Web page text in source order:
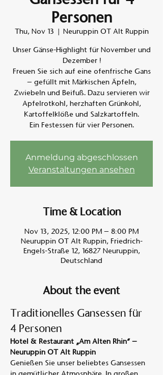
Personen
Thu, Nov 13
  |
Neuruppin OT Alt Ruppin
Unser Gänse-Highlight für November und
Dezember !
Freuen Sie sich auf eine ofenfrische Gans
– gefüllt mit Märkischen Äpfeln,
Zwiebeln und Beifuß. Dazu servieren wir
Apfelrotkohl, herzhaften Grünkohl,
Kartoffelklöße und Salzkartoffeln.
Ein Festessen für vier Personen.
Anmeldung abgeschlossen
Veranstaltungen ansehen
Time & Location
Nov 13, 2025, 12:00 PM – 8:00 PM
Neuruppin OT Alt Ruppin, Friedrich-
Engels-Straße 12, 16827 Neuruppin,
Deutschland
About the event
Traditionelles Gansessen für
4 Personen
Hotel & Restaurant „Am Alten Rhin“ –
Neuruppin OT Alt Ruppin
Genießen Sie unser beliebtes Gansessen